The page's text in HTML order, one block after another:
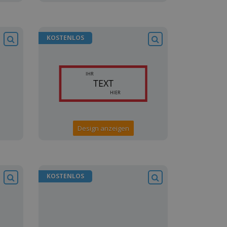
KOSTENLOS
Design anzeigen
KOSTENLOS